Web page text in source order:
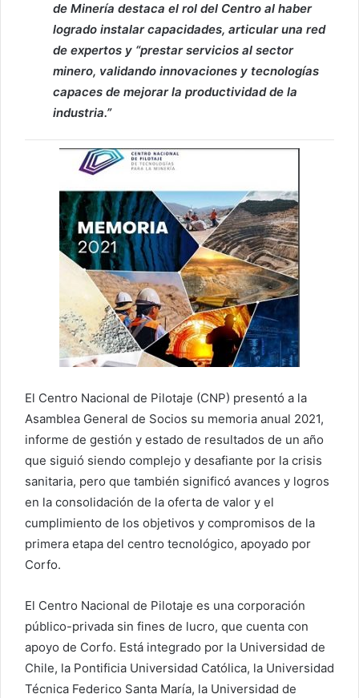
de Minería destaca el rol del Centro al haber
logrado instalar capacidades, articular una red
de expertos y “prestar servicios al sector
minero, validando innovaciones y tecnologías
capaces de mejorar la productividad de la
industria.”
El Centro Nacional de Pilotaje (CNP) presentó a la
Asamblea General de Socios su memoria anual 2021,
informe de gestión y estado de resultados de un año
que siguió siendo complejo y desafiante por la crisis
sanitaria, pero que también significó avances y logros
en la consolidación de la oferta de valor y el
cumplimiento de los objetivos y compromisos de la
primera etapa del centro tecnológico, apoyado por
Corfo.
El Centro Nacional de Pilotaje es una corporación
público-privada sin fines de lucro, que cuenta con
apoyo de Corfo. Está integrado por la Universidad de
Chile, la Pontificia Universidad Católica, la Universidad
Técnica Federico Santa María, la Universidad de